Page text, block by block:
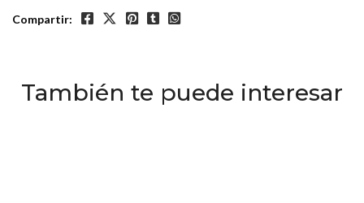
Compartir:
También te puede interesar